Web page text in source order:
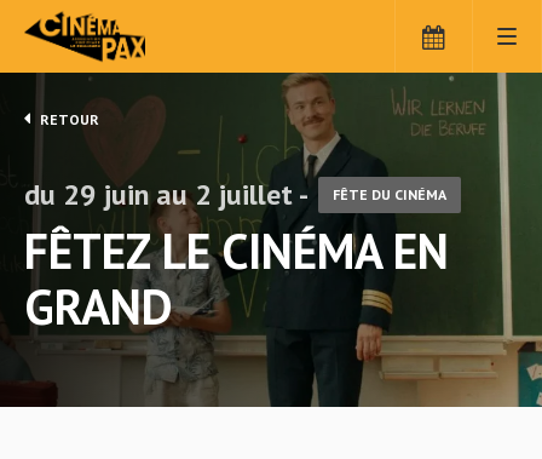
RETOUR
du 29 juin au 2 juillet - FÊTE DU CINÉMA
FÊTEZ LE CINÉMA EN
GRAND